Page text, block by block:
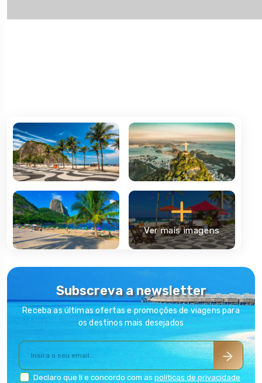
Gilberto Gil, e há tanto por descobrir na Cidade
Maravilhosa
O Cristo Redentor, no cimo do Morro do Corcovado, símbolo
da cidade e uma das Sete Maravilhas do Mundo Moderno, o Pão
de Açúcar, a zona da Lapa, o Jardim Botânico ou o Estádio do
Maracanã.
Mas as praias do Rio de Janeiro são certamente das mais
famosas do mundo e valem um, dois, muitos mergulhos:
Copacabana, Ipanema, Leblon, Barra da Tijuca ou Arpoador são
ConsulteAQUI
o resumo das novas condições de cada
classe/brand da TAP para o Brasil
Ver mais imagens
Subscreva a newsletter
Receba as últimas ofertas e promoções de viagens para
os destinos mais desejados
Declaro que li e concordo com as políticas de privacidade